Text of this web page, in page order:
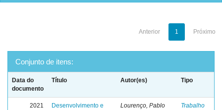
Anterior 1 Próximo
Conjunto de itens:
Data do
documento
Título Autor(es) Tipo
2021
Desenvolvimento e
Lourenço, Pablo
Trabalho